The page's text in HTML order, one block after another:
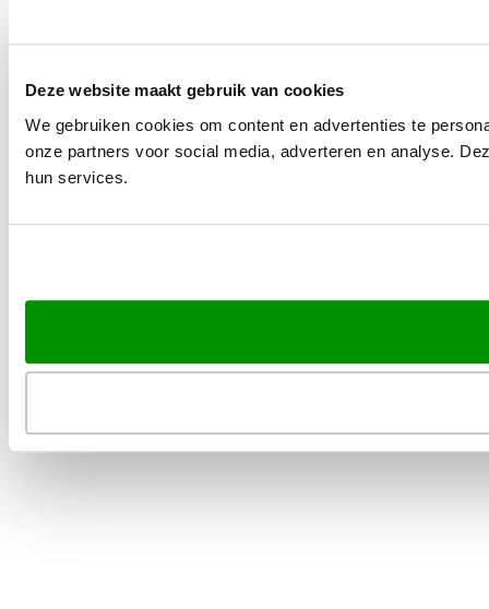
Deze website maakt gebruik van cookies
We gebruiken cookies om content en advertenties te
onze partners voor social media, adverteren en analyse.
hun services.